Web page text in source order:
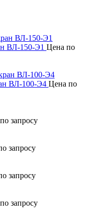
ВЛ-150-Э1 Цена по
ВЛ-100-Э4 Цена по
запросу
запросу
запросу
запросу